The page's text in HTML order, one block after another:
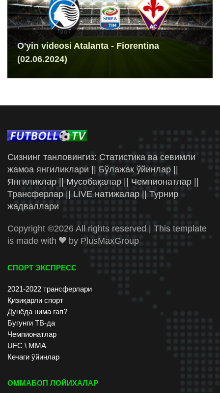
O'yin videosi Atalanta - Fiorentina
(02.06.2024)
Сизнинг танловингиз: Статистика ва севимли
жамоа янгиликлари || Бўлажак ўйинлар ||
Янгиликлар || Мусобақалар || Чемпионатлар ||
Трансферлар || LIVE натижалар || Турнир
жадваллари
Copyright ©2026 All rights reserved | This template
is made with
by PlusMaxGroup
СПОРТ ЭКСПРЕСС
2021-2022 трансферлари
Қизиқарли спорт
Дунёда нима гап?
Бугунги ТВ-да
Чемпионатлар
UFC \ ММА
Кечаги ўйинлар
ОММАБОП ЛОЙИХАЛАР